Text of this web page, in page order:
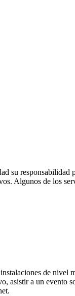
su responsabilidad
Algunos de los
de nivel
asistir a un evento